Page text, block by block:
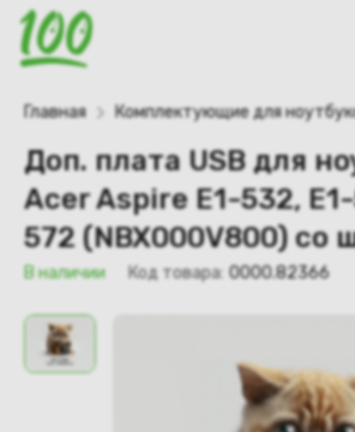
Главная Комплектующие для
Доп. плата USB для
Acer Aspire E1-532,
572 (NBX000V800) со
В наличии Код товара: 0000.82366